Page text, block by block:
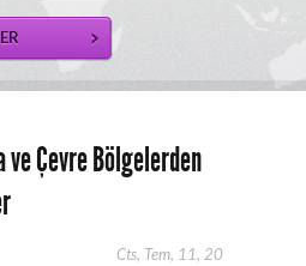
Çevre Bölgelerden
Cts, Tem, 11, 20